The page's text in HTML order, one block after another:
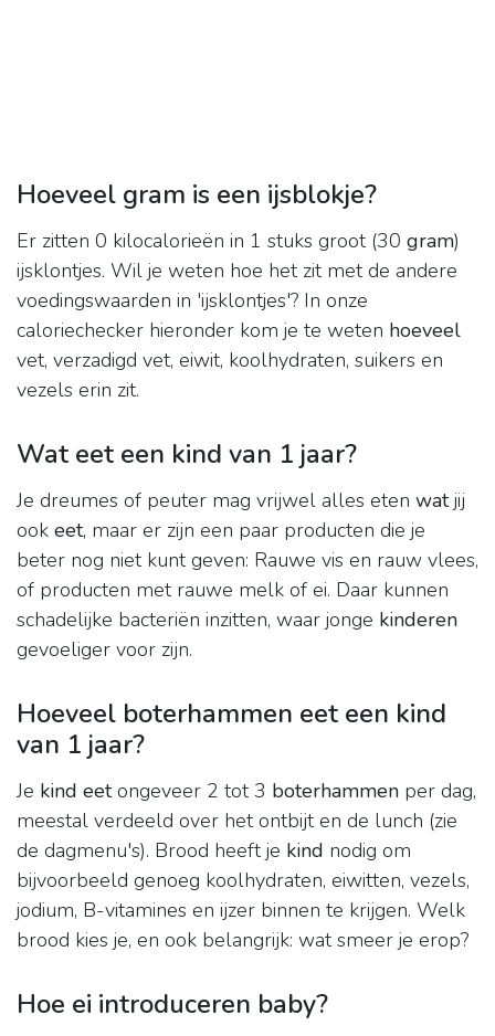
Hoeveel gram is een ijsblokje?
Er zitten 0 kilocalorieën in 1 stuks groot (30 gram)
ijsklontjes. Wil je weten hoe het zit met de andere
voedingswaarden in 'ijsklontjes'? In onze
caloriechecker hieronder kom je te weten hoeveel
vet, verzadigd vet, eiwit, koolhydraten, suikers en
vezels erin zit.
Wat eet een kind van 1 jaar?
Je dreumes of peuter mag vrijwel alles eten watjij
ook eet, maar er zijn een paar producten die je
beter nog niet kunt geven: Rauwe vis en rauw vlees,
of producten met rauwe melk of ei. Daar kunnen
schadelijke bacteriën inzitten, waar jonge kinderen
gevoeliger voor zijn.
Hoeveel boterhammen eet een kind
van 1 jaar?
Je kind eetongeveer 2 tot 3 boterhammen per dag,
meestal verdeeld over het ontbijt en de lunch (zie
de dagmenu's). Brood heeft je kind nodig om
bijvoorbeeld genoeg koolhydraten, eiwitten, vezels,
jodium, B-vitamines en ijzer binnen te krijgen. Welk
brood kies je, en ook belangrijk: wat smeer je erop?
Hoe ei introduceren baby?